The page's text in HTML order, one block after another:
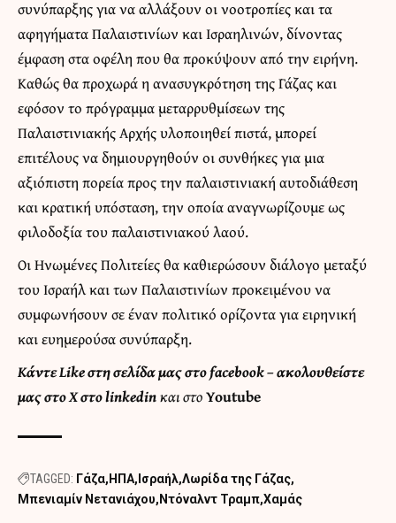
συνύπαρξης για να αλλάξουν οι νοοτροπίες και τα
αφηγήματα Παλαιστινίων και Ισραηλινών, δίνοντας
έμφαση στα οφέλη που θα προκύψουν από την ειρήνη.
Καθώς θα προχωρά η ανασυγκρότηση της Γάζας και
εφόσον το πρόγραμμα μεταρρυθμίσεων της
Παλαιστινιακής Αρχής υλοποιηθεί πιστά, μπορεί
επιτέλους να δημιουργηθούν οι συνθήκες για μια
αξιόπιστη πορεία προς την παλαιστινιακή αυτοδιάθεση
και κρατική υπόσταση, την οποία αναγνωρίζουμε ως
φιλοδοξία του παλαιστινιακού λαού.
Οι Ηνωμένες Πολιτείες θα καθιερώσουν διάλογο μεταξύ
του Ισραήλ και των Παλαιστινίων προκειμένου να
συμφωνήσουν σε έναν πολιτικό ορίζοντα για ειρηνική
και ευημερούσα συνύπαρξη.
ΚάντεLike στη σελίδα μας στο facebook– ακολουθείστε
μας στοXστοlinkedinκαι στοYoutube
TAGGED: Γάζα ΗΠΑ Ισραήλ Λωρίδα της Γάζας
Μπενιαμίν Νετανιάχου Ντόναλντ Τραμπ Χαμάς